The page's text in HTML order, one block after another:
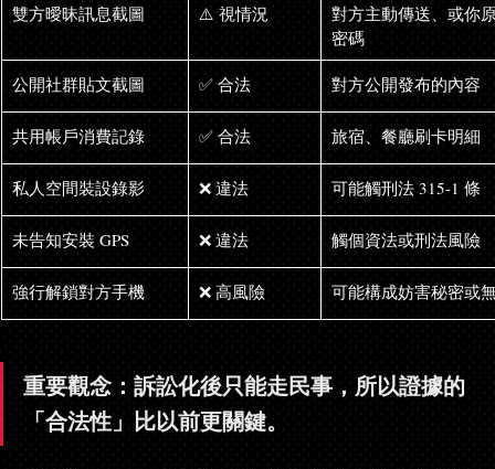
雙方曖昧訊息截圖 ⚠️ 視情況
對方主動傳送、或你
密碼
公開社群貼文截圖 ✅ 合法 對方公開發布的內容
共用帳戶消費記錄 ✅ 合法 旅宿、餐廳刷卡明細
私人空間裝設錄影 ❌ 違法 可能觸刑法 315-1 條
未告知安裝 GPS ❌ 違法 觸個資法或刑法風險
強行解鎖對方手機 ❌ 高風險 可能構成妨害秘密或
重要觀念：訴訟化後只能走民事，所以證據的
「合法性」比以前更關鍵。